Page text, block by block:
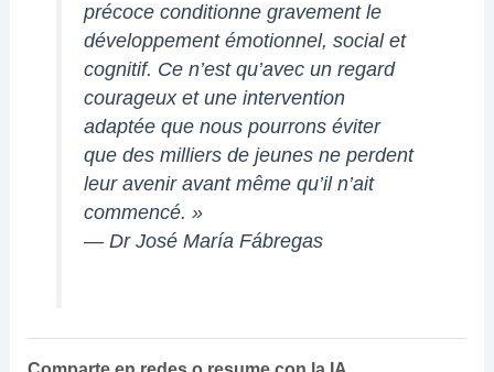
précoce conditionne gravement le
développement émotionnel, social et
cognitif. Ce n’est qu’avec un regard
courageux et une intervention
adaptée que nous pourrons éviter
que des milliers de jeunes ne perdent
leur avenir avant même qu’il n’ait
commencé. »
— Dr José María Fábregas